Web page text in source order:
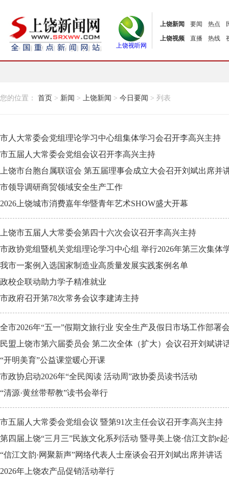
上饶视听网
上饶新闻 要闻 热点
上饶视频
直播 热线
您的位置： 首页 > 新闻 > 上饶新闻 > 今日要闻 > 列表
市人大常委会党组理论学习中心组集体学习会召开李高兴主持
市五届人大常委会党组会议召开李高兴主持
上饶市台胞台属联谊会 第五届理事会成立大会召开刘斌出席并
市领导调研商贸领域安全生产工作
2026上饶城市消费嘉年华暨青年艺术SHOW盛大开幕
上饶市五届人大常委会第四十六次会议召开李高兴主持
市政协党组暨机关党组理论学习中心组 举行2026年第三次集体
我市一案例入选国家制造业高质量发展实践案例名单
政校企联动助力学子精准就业
市政府召开第78次常务会议李建涛主持
全市2026年“五一”假期文旅行业 安全生产及假日市场工作部署
民盟上饶市第六届委员会 第二次全体（扩大）会议召开刘斌讲
“开明美育”公益课堂暖心开课
市政协启动2026年“全民阅读 活动周”政协委员读书活动
“清源·黄丝带帮教”读书会举行
市五届人大常委会党组会议 暨第91次主任会议召开李高兴主持
第四届上饶“三月三”民族文化系列活动 暨寻美上饶·信江文韵
“信江文韵·网聚新声”网络代表人士座谈会召开刘斌出席并讲话
2026年上饶农产品促销活动举行